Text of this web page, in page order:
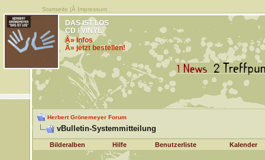
Startseite |Â Impressum
DAS IST LOS
CD / VINYL
Â» Infos
Â» jetzt bestellen!
Herbert Grönemeyer Forum
vBulletin-Systemmitteilung
Bilderalben Hilfe Benutzerliste Kalender